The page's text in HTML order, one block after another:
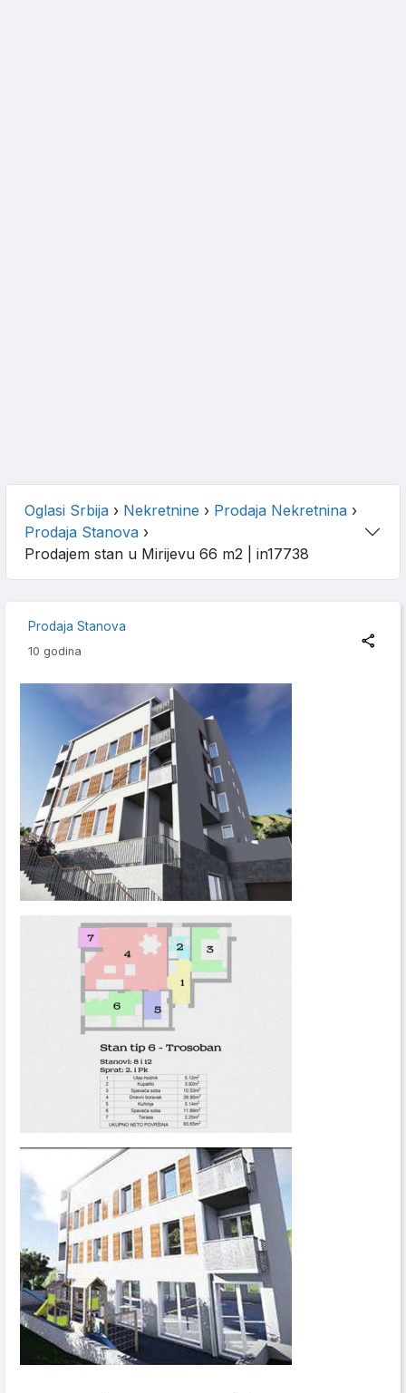
Oglasi Srbija › Nekretnine › Prodaja Nekretnina ›
Prodaja Stanova ›
Prodajem stan u Mirijevu 66 m2 | in17738
Prodaja Stanova
10 godina